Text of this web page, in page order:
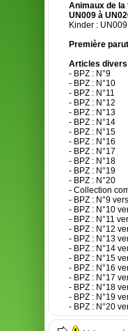
Animaux de
UN009 à
Kinder :
Première
Articles divers
- BPZ : N°9
- BPZ : N°10
- BPZ : N°11
- BPZ : N°12
- BPZ : N°13
- BPZ : N°14
- BPZ : N°15
- BPZ : N°16
- BPZ : N°17
- BPZ : N°18
- BPZ : N°19
- BPZ : N°20
- Collection
- BPZ : N°9
- BPZ : N°10
- BPZ : N°11
- BPZ : N°12
- BPZ : N°13
- BPZ : N°14
- BPZ : N°15
- BPZ : N°16
- BPZ : N°17
- BPZ : N°18
- BPZ : N°19
- BPZ : N°20